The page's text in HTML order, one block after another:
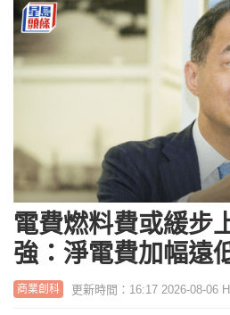
電費燃料費或緩步
強：淨電費加幅遠
商業創科 更新時間：16:17 2026-08-06